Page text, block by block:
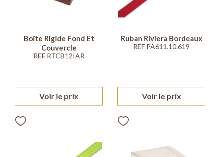
Boîte Rigide Fond Et
Couvercle
REF RTCB12IAR
Voir le prix
Ruban Riviera Bordeaux
REF PA611.10.619
Voir le prix